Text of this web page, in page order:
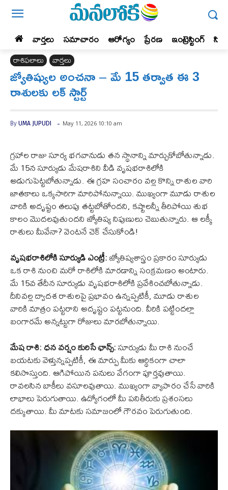
వార్తలు సమాచారం ఆరోగ్యం ప్రేర‌ణ‌ ఇంట్రెస్టింగ్‌
రాశిఫలాలు వార్తలు
జ్యోతిష్యుల అంచనా – మే 15 తర్వాత ఈ 3
రాశులకు లక్ స్టార్ట్
By UMA JUPUDI - May 11, 2026 10:10 am
గ్రహాల రాజు సూర్య భగవానుడు తన స్థానాన్ని మార్చుకోబోతున్నాడు.
మే 15న సూర్యుడు మేషరాశిని వీడి వృషభరాశిలోకి
అడుగుపెట్టబోతున్నాడు. ఈ గ్రహ సంచారం వల్ల కొన్ని రాశుల వారి
జాతకాలు ఒక్కసారిగా మారిపోనున్నాయి. ముఖ్యంగా మూడు రాశుల
వారికి అదృష్టం తలుపు తట్టబోతోందని, కష్టాలన్నీ తీరిపోయి శుభ
కాలం మొదలవుతుందని జ్యోతిష్య నిపుణులు చెబుతున్నారు. ఆ లక్కీ
రాశులు మీవేనా? వెంటనే చెక్ చేసుకోండి!
వృషభరాశిలోకి సూర్యుడి ఎంట్రీ:జ్యోతిష్యశాస్త్రం ప్రకారం సూర్యుడు
ఒక రాశి నుంచి మరో రాశిలోకి మారడాన్ని సంక్రమణం అంటారు.
మే 15వ తేదీన సూర్యుడు వృషభరాశిలోకి ప్రవేశించబోతున్నాడు.
దీనివల్ల ద్వాదశ రాశులపై ప్రభావం ఉన్నప్పటికీ, మూడు రాశుల
వారికి మాత్రం పట్టరాని అదృష్టం పట్టనుంది. వీరికి పట్టిందల్లా
బంగారమే అన్నట్టుగా రోజులు మారబోతున్నాయి.
మేష రాశి: ధన వర్షం కురిసే ఛాన్స్:సూర్యుడు మీ రాశి నుంచే
బయటకు వెళ్తున్నప్పటికీ, ఈ మార్పు మీకు ఆర్థికంగా చాలా
కలిసొస్తుంది. ఆగిపోయిన పనులు వేగంగా పూర్తవుతాయి.
రావలసిన బాకీలు వసూలవుతాయి. ముఖ్యంగా వ్యాపారం చేసే వారికి
లాభాలు పెరుగుతాయి. ఉద్యోగంలో మీ పనితీరుకు ప్రశంసలు
దక్కుతాయి. మీ మాటకు సమాజంలో గౌరవం పెరుగుతుంది.